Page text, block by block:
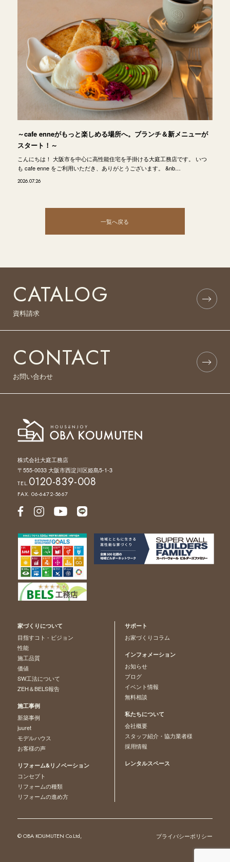
～cafe enneがもっと楽しめる場所へ。ブランチ＆新メニューが
スタート！～
こんにちは！ 大阪市を中心に高性能住宅を手掛ける大庭工務店です。 いつ
も cafe enne をご利用いただき、ありがとうございます。 &nb…
2026.07.26
一覧へ戻る
CATALOG
資料請求
CONTACT
お問い合わせ
株式会社大庭工務店
〒555-0033 大阪市西淀川区姫島5-1-3
TEL.0120-839-008
FAX. 06-6472-5667
家づくりについて
目指すコト - ビジョン
性能
施工品質
価値
SW工法について
ZEH＆BELS報告
施工事例
新築事例
juuret
モデルハウス
お客様の声
リフォーム&リノベーション
コンセプト
リフォームの種類
リフォームの進め方
サポート
お家づくりコラム
インフォメーション
お知らせ
ブログ
イベント情報
無料相談
私たちについて
会社概要
スタッフ紹介・協力業者様
採用情報
レンタルスペース
© OBA KOUMUTEN Co.Ltd, プライバシーポリシー